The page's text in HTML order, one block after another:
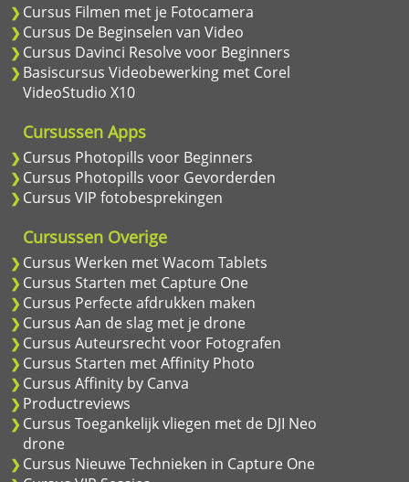
Cursus Filmen met je Fotocamera
Cursus De Beginselen van Video
Cursus Davinci Resolve voor Beginners
Basiscursus Videobewerking met Corel
VideoStudio X10
Cursussen Apps
Cursus Photopills voor Beginners
Cursus Photopills voor Gevorderden
Cursus VIP fotobesprekingen
Cursussen Overige
Cursus Werken met Wacom Tablets
Cursus Starten met Capture One
Cursus Perfecte afdrukken maken
Cursus Aan de slag met je drone
Cursus Auteursrecht voor Fotografen
Cursus Starten met Affinity Photo
Cursus Affinity by Canva
Productreviews
Cursus Toegankelijk vliegen met de DJI Neo
drone
Cursus Nieuwe Technieken in Capture One